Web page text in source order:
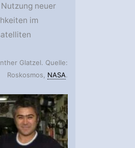
neuer
im
Glatzel. Quelle:
Roskosmos, NASA.